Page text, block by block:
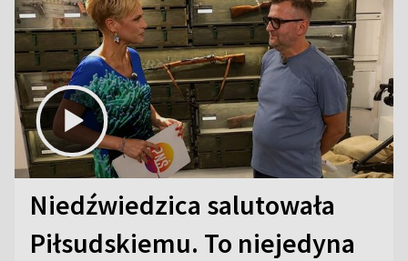
Niedźwiedzica salutowała
Piłsudskiemu. To niejedyna